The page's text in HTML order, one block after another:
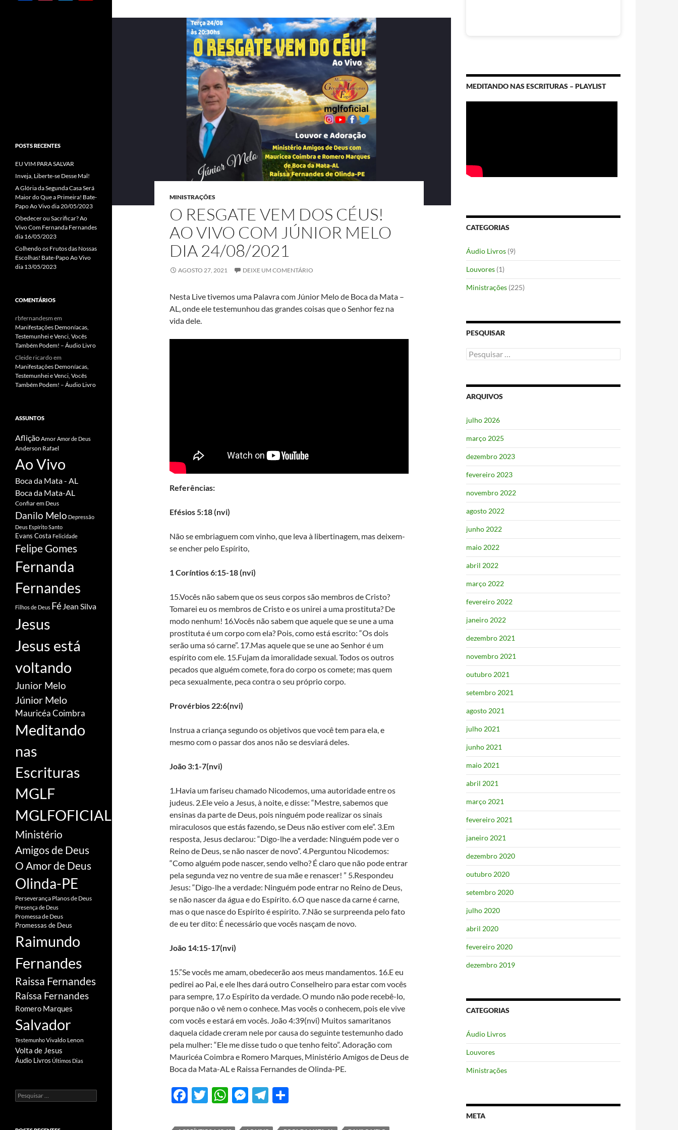
MINISTRAÇÕES
O RESGATE VEM DOS CÉUS!
AO VIVO COM JÚNIOR MELO
DIA 24/08/2021
AGOSTO 27, 2021 DEIXE UM COMENTÁRIO
Nesta Live tivemos uma Palavra com Júnior Melo de Boca da Mata –
AL, onde ele testemunhou das grandes coisas que o Senhor fez na
vida dele.
Referências:
Efésios 5:18 (nvi)
Não se embriaguem com vinho, que leva à libertinagem, mas deixem-
se encher pelo Espírito,
1 Coríntios 6:15-18 (nvi)
15.Vocês não sabem que os seus corpos são membros de Cristo?
Tomarei eu os membros de Cristo e os unirei a uma prostituta? De
modo nenhum! 16.Vocês não sabem que aquele que se une a uma
prostituta é um corpo com ela? Pois, como está escrito: “Os dois
serão uma só carne”. 17.Mas aquele que se une ao Senhor é um
espírito com ele. 15.Fujam da imoralidade sexual. Todos os outros
pecados que alguém comete, fora do corpo os comete; mas quem
peca sexualmente, peca contra o seu próprio corpo.
Provérbios 22:6(nvi)
Instrua a criança segundo os objetivos que você tem para ela, e
mesmo com o passar dos anos não se desviará deles.
João 3:1-7(nvi)
1.Havia um fariseu chamado Nicodemos, uma autoridade entre os
judeus. 2.Ele veio a Jesus, à noite, e disse: “Mestre, sabemos que
ensinas da parte de Deus, pois ninguém pode realizar os sinais
miraculosos que estás fazendo, se Deus não estiver com ele”. 3.Em
resposta, Jesus declarou: “Digo-lhe a verdade: Ninguém pode ver o
Reino de Deus, se não nascer de novo”. 4.Perguntou Nicodemos:
“Como alguém pode nascer, sendo velho? É claro que não pode entrar
pela segunda vez no ventre de sua mãe e renascer! ” 5.Respondeu
Jesus: “Digo-lhe a verdade: Ninguém pode entrar no Reino de Deus,
se não nascer da água e do Espírito. 6.O que nasce da carne é carne,
mas o que nasce do Espírito é espírito. 7.Não se surpreenda pelo fato
de eu ter dito: É necessário que vocês nasçam de novo.
João 14:15-17(nvi)
15.”Se vocês me amam, obedecerão aos meus mandamentos. 16.E eu
pedirei ao Pai, e ele lhes dará outro Conselheiro para estar com vocês
para sempre, 17.o Espírito da verdade. O mundo não pode recebê-lo,
porque não o vê nem o conhece. Mas vocês o conhecem, pois ele vive
com vocês e estará em vocês. João 4:39(nvi) Muitos samaritanos
daquela cidade creram nele por causa do seguinte testemunho dado
pela mulher: “Ele me disse tudo o que tenho feito”. Adoração com
Mauricéa Coimbra e Romero Marques, Ministério Amigos de Deus de
Boca da Mata-AL e Raissa Fernandes de Olinda-PE.
F
T
W M T
MEDITANDO NAS ESCRITURAS – PLAYLIST
CATEGORIAS
Áudio Livros (9)
Louvores (1)
Ministrações (225)
PESQUISAR
Pesquisar
por:
ARQUIVOS
julho 2026
março 2025
dezembro 2023
fevereiro 2023
novembro 2022
agosto 2022
junho 2022
maio 2022
abril 2022
março 2022
fevereiro 2022
janeiro 2022
dezembro 2021
novembro 2021
outubro 2021
setembro 2021
agosto 2021
julho 2021
junho 2021
maio 2021
abril 2021
março 2021
fevereiro 2021
janeiro 2021
dezembro 2020
outubro 2020
setembro 2020
julho 2020
abril 2020
fevereiro 2020
dezembro 2019
CATEGORIAS
Áudio Livros
Louvores
Ministrações
META
el
POSTS RECENTES
EU VIM PARA SALVAR
Inveja, Liberte-se Desse Mal!
A Glória da Segunda Casa Será
Maior do Que a Primeira! Bate-
Papo Ao Vivo dia 20/05/2023
Obedecer ou Sacrificar? Ao
Vivo Com Fernanda Fernandes
dia 16/05/2023
Colhendo os Frutos das Nossas
Escolhas! Bate-Papo Ao Vivo
dia 13/05/2023
COMENTÁRIOS
rbfernandesm em
Manifestações Demoníacas,
Testemunhei e Venci, Vocês
Também Podem! – Áudio Livro
Cleide ricardoem
Manifestações Demoníacas,
Testemunhei e Venci, Vocês
Também Podem! – Áudio Livro
ASSUNTOS
AfliçãoAmorAmor de Deus
Anderson Rafael
Ao Vivo
Boca da Mata - AL
Boca da Mata-AL
Confiar em Deus
Danilo Melo Depressão
Deus Espírito Santo
Evans Costa Felicidade
Felipe Gomes
Fernanda
Fernandes
Filhos de Deus Fé Jean Silva
Jesus
Jesus está
voltando
Junior Melo
Júnior Melo
Mauricéa Coimbra
Meditando
nas
Escrituras
MGLF
MGLFOFICIAL
Ministério
Amigos de Deus
O Amor de Deus
Olinda-PE
Perseverança Planos de Deus
Presença de Deus
Promessa de Deus
Promessas de Deus
Raimundo
Fernandes
Raissa Fernandes
Raíssa Fernandes
Romero Marques
Salvador
TestemunhoVivaldo Lenon
Volta de Jesus
Áudio Livros Últimos Dias
Pesquisar
por: